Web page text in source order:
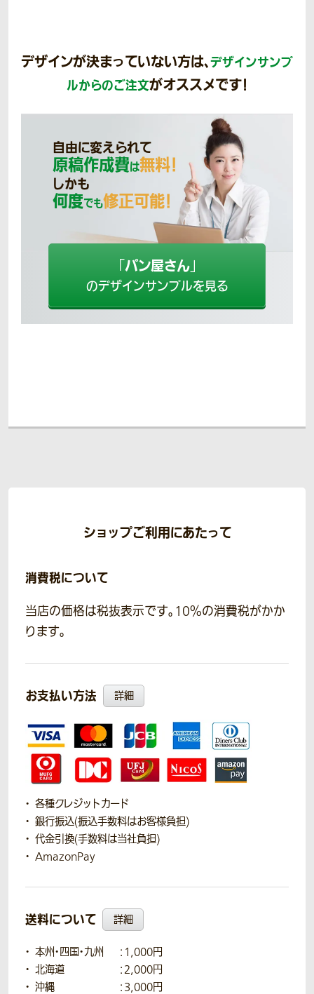
デザインが決まっていない方は、デザインサンプ
ルからのご注文がオススメです！
自由に変えられて
原稿作成費は無料！
しかも
何度でも修正可能！
「パン屋さん」
のデザインサンプルを見る
ショップご利用にあたって
消費税について
当店の価格は税抜表示です。10％の消費税がかか
ります。
お支払い方法 詳細
各種クレジットカード
銀行振込(振込手数料はお客様負担)
代金引換(手数料は当社負担)
AmazonPay
送料について 詳細
本州・四国・九州
：1,000円
北海道
：2,000円
沖縄
：3,000円